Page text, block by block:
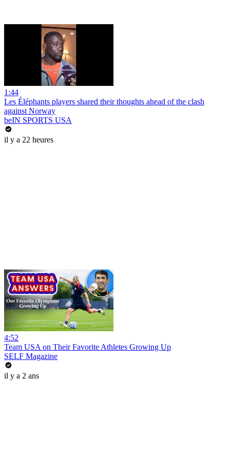
1:44
Les Éléphants players shared their thoughts ahead of the clash
against Norway
beIN SPORTS USA
il y a 22 heures
4:52
Team USA on Their Favorite Athletes Growing Up
SELF Magazine
il y a 2 ans